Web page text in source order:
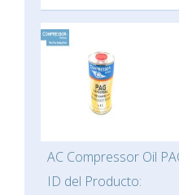
AC Compressor Oil
ID del Producto: